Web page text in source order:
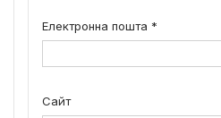
Електронна пошта *
Сайт